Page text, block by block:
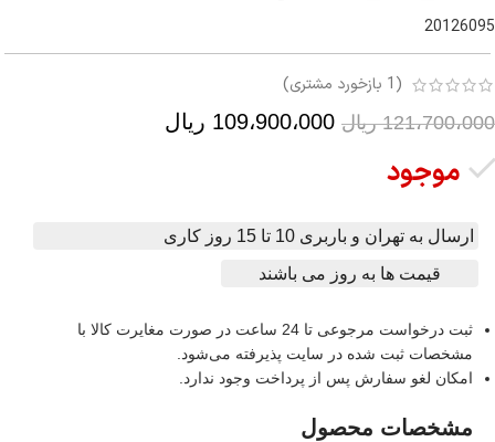
20126095
(
1 بازخورد مشتری)
121،700،000 ریال 109،900،000 ریال
موجود
ارسال به تهران و باربری 10 تا 15 روز کاری
قیمت ها به روز می باشند
ثبت درخواست مرجوعی تا 24 ساعت در صورت مغایرت کالا با
مشخصات ثبت شده در سایت پذیرفته می‌شود.
امکان لغو سفارش پس از پرداخت وجود ندارد.
مشخصات محصول